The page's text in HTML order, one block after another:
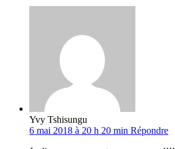
Yvy Tshisungu
6 mai 2018 à 20 h 20 min Répondre